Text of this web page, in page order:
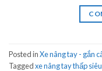
Posted inXe nâng tay - gắn
Taggedxe nâng tay thấp